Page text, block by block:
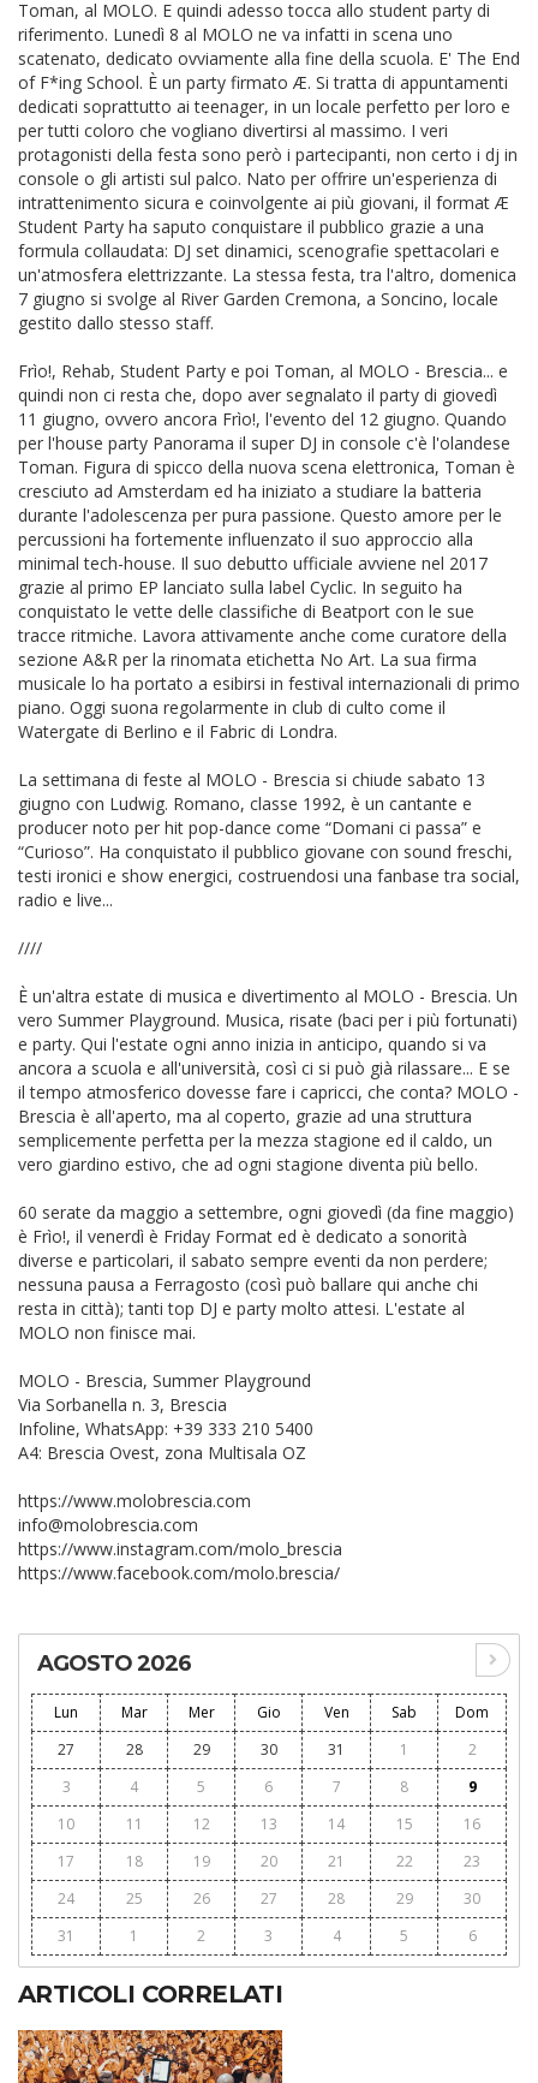
Toman, al MOLO. E quindi adesso tocca allo student party di
riferimento. Lunedì 8 al MOLO ne va infatti in scena uno
scatenato, dedicato ovviamente alla fine della scuola. E' The End
of F*ing School. È un party firmato Æ. Si tratta di appuntamenti
dedicati soprattutto ai teenager, in un locale perfetto per loro e
per tutti coloro che vogliano divertirsi al massimo. I veri
protagonisti della festa sono però i partecipanti, non certo i dj in
console o gli artisti sul palco. Nato per offrire un'esperienza di
intrattenimento sicura e coinvolgente ai più giovani, il format Æ
Student Party ha saputo conquistare il pubblico grazie a una
formula collaudata: DJ set dinamici, scenografie spettacolari e
un'atmosfera elettrizzante. La stessa festa, tra l'altro, domenica
7 giugno si svolge al River Garden Cremona, a Soncino, locale
gestito dallo stesso staff.
Frìo!, Rehab, Student Party e poi Toman, al MOLO - Brescia... e
quindi non ci resta che, dopo aver segnalato il party di giovedì
11 giugno, ovvero ancora Frìo!, l'evento del 12 giugno. Quando
per l'house party Panorama il super DJ in console c'è l'olandese
Toman. Figura di spicco della nuova scena elettronica, Toman è
cresciuto ad Amsterdam ed ha iniziato a studiare la batteria
durante l'adolescenza per pura passione. Questo amore per le
percussioni ha fortemente influenzato il suo approccio alla
minimal tech-house. Il suo debutto ufficiale avviene nel 2017
grazie al primo EP lanciato sulla label Cyclic. In seguito ha
conquistato le vette delle classifiche di Beatport con le sue
tracce ritmiche. Lavora attivamente anche come curatore della
sezione A&R per la rinomata etichetta No Art. La sua firma
musicale lo ha portato a esibirsi in festival internazionali di primo
piano. Oggi suona regolarmente in club di culto come il
Watergate di Berlino e il Fabric di Londra.
La settimana di feste al MOLO - Brescia si chiude sabato 13
giugno con Ludwig. Romano, classe 1992, è un cantante e
producer noto per hit pop-dance come “Domani ci passa” e
“Curioso”. Ha conquistato il pubblico giovane con sound freschi,
testi ironici e show energici, costruendosi una fanbase tra social,
radio e live...
////
È un'altra estate di musica e divertimento al MOLO - Brescia. Un
vero Summer Playground. Musica, risate (baci per i più fortunati)
e party. Qui l'estate ogni anno inizia in anticipo, quando si va
ancora a scuola e all'università, così ci si può già rilassare... E se
il tempo atmosferico dovesse fare i capricci, che conta? MOLO -
Brescia è all'aperto, ma al coperto, grazie ad una struttura
semplicemente perfetta per la mezza stagione ed il caldo, un
vero giardino estivo, che ad ogni stagione diventa più bello.
60 serate da maggio a settembre, ogni giovedì (da fine maggio)
è Frìo!, il venerdì è Friday Format ed è dedicato a sonorità
diverse e particolari, il sabato sempre eventi da non perdere;
nessuna pausa a Ferragosto (così può ballare qui anche chi
resta in città); tanti top DJ e party molto attesi. L'estate al
MOLO non finisce mai.
MOLO - Brescia, Summer Playground
Via Sorbanella n. 3, Brescia
Infoline, WhatsApp: +39 333 210 5400
A4: Brescia Ovest, zona Multisala OZ
https://www.molobrescia.com
info@molobrescia.com
https://www.instagram.com/molo_brescia
https://www.facebook.com/molo.brescia/
AGOSTO 2026
Lun Mar Mer Gio Ven Sab
Dom
27
28 29 30 31 1
2
3
4 5 6 7 8
9
10
11 12 13 14 15
16
17
18 19 20 21 22
23
24
25 26 27 28 29
30
31
1 2 3 4 5 6
ARTICOLI CORRELATI